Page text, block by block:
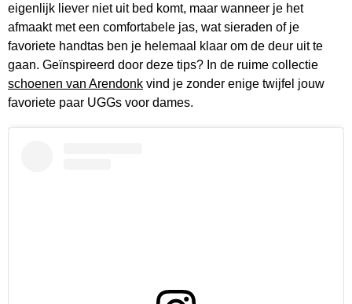
eigenlijk liever niet uit bed komt, maar wanneer je het
afmaakt met een comfortabele jas, wat sieraden of je
favoriete handtas ben je helemaal klaar om de deur uit te
gaan. Geïnspireerd door deze tips? In de ruime collectie
schoenen van Arendonk vind je zonder enige twijfel jouw
favoriete paar UGGs voor dames.